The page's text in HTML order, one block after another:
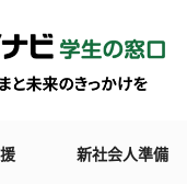
新社会人準備